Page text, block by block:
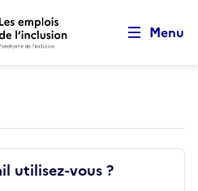
au contenu principal
Menu
utilisez-vous ?